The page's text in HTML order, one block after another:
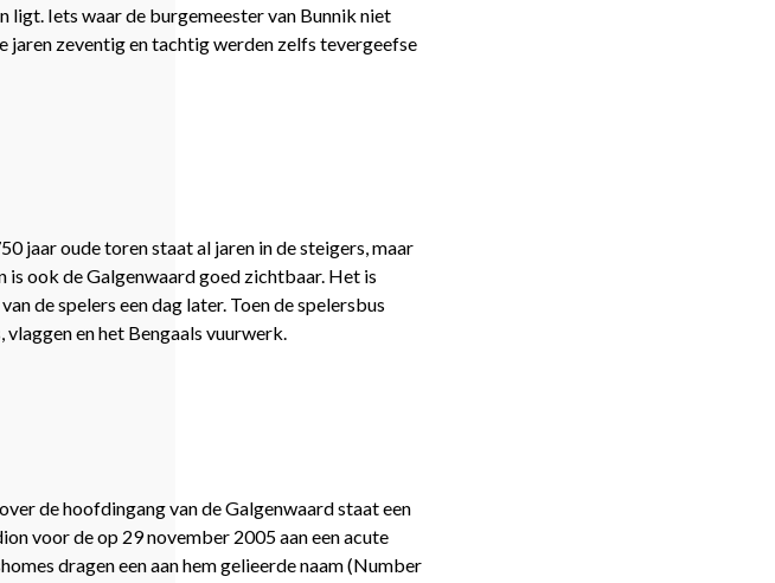
ligt. Iets waar de burgemeester van Bunnik niet
jaren zeventig en tachtig werden zelfs tevergeefse
jaar oude toren staat al jaren in de steigers, maar
is ook de Galgenwaard goed zichtbaar. Het is
de spelers een dag later. Toen de spelersbus
en het Bengaals vuurwerk.
de hoofdingang van de Galgenwaard staat een
voor de op 29 november 2005 aan een acute
dragen een aan hem gelieerde naam (Number